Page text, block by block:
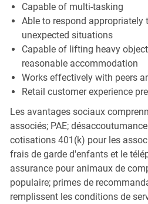
Capable of multi-tasking
Able to respond appropriately
unexpected situations
Capable of lifting heavy
reasonable accommodation
Works effectively with peers
Retail customer experience
Les avantages sociaux
associés; PAE;
cotisations 401(k) pour les
frais de garde d'enfants et le
assurance pour animaux de
populaire; primes de
remplissent les conditions de